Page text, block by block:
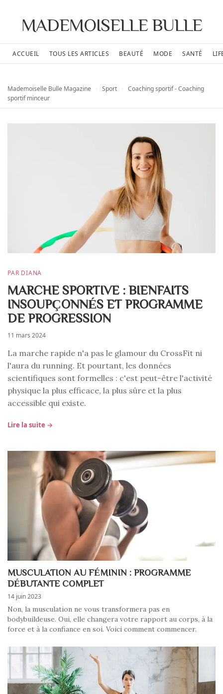
MADEMOISELLE BULLE
ACCUEIL TOUS LES ARTICLES BEAUTÉ MODE SANTÉ
Mademoiselle Bulle Magazine Sport
Coaching sportif - Coaching
sportif minceur
PAR DIANA
MARCHE SPORTIVE : BIENFAITS
INSOUPÇONNÉS ET PROGRAMME
DE PROGRESSION
11 mars 2024
La marche rapide n'a pas le glamour du CrossFit ni
l'aura du running. Et pourtant, les données
scientifiques sont formelles : c'est peut-être l'activité
physique la plus efficace, la plus sûre et la plus
accessible qui existe.
Lire la suite →
MUSCULATION AU FÉMININ : PROGRAMME
DÉBUTANTE COMPLET
14 juin 2023
Non, la musculation ne vous transformera pas en
bodybuildeuse. Oui, elle changera votre rapport au corps, à la
force et à la confiance en soi. Voici comment commencer.